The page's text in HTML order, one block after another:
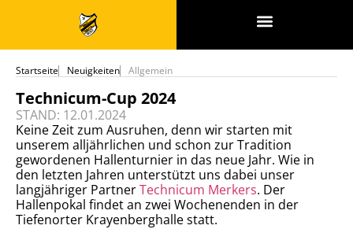
Startseite Neuigkeiten Allgemein
Technicum-Cup 2024
STAND: 12.01.2024
Keine Zeit zum Ausruhen, denn wir starten mit
unserem alljährlichen und schon zur Tradition
gewordenen Hallenturnier in das neue Jahr. Wie in
den letzten Jahren unterstützt uns dabei unser
langjähriger PartnerTechnicum Merkers. Der
Hallenpokal findet an zwei Wochenenden in der
Tiefenorter Krayenberghalle statt.